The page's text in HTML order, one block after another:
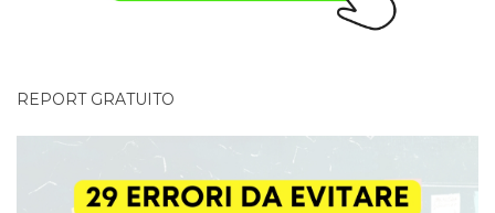
REPORT GRATUITO